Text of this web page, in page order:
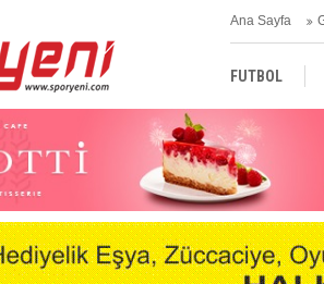
Ana Sayfa
FUTBOL
TÜRKİYE